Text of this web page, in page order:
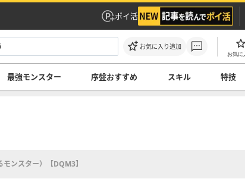
ポイ活
お気に入り追加
お気に
最強モンスター 序盤おすすめ スキル 特技
ンスター）【DQM3】